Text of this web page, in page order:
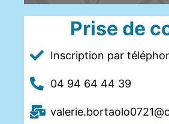
Prise de
Inscription par
04 94 64 44 39